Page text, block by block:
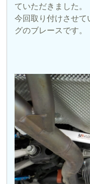
ていただきました。
今回取り付けさせて
グのブレースです。